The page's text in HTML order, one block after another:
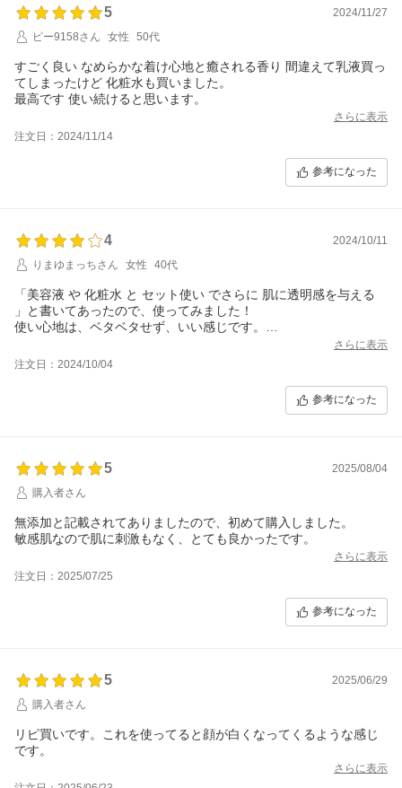
5
2024/11/27
ピー9158さん
女性 50代
すごく良い なめらかな着け心地と癒される香り 間違えて乳液買っ
てしまったけど 化粧水も買いました。
最高です 使い続けると思います。
さらに表示
注文日：2024/11/14
参考になった
4
2024/10/11
りまゆまっちさん
女性 40代
「美容液 や 化粧水 と セット使い でさらに 肌に透明感を与える
」と書いてあったので、使ってみました！
使い心地は、ベタベタせず、いい感じです。
が、化粧水とは香りが違います…。同じシリーズなら香りをそろ
えて欲しいなぁと思うので、☆１つ減らしました。
さらに表示
注文日：2024/10/04
参考になった
5
2025/08/04
購入者さん
無添加と記載されてありましたので、初めて購入しました。
敏感肌なので肌に刺激もなく、とても良かったです。
さらに表示
注文日：2025/07/25
参考になった
5
2025/06/29
購入者さん
リピ買いです。これを使ってると顔が白くなってくるような感じ
です。
さらに表示